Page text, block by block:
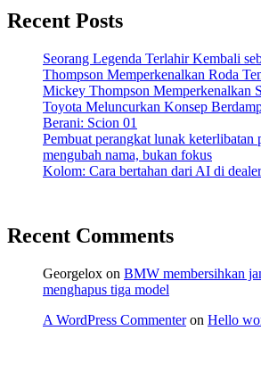
Recent Posts
Seorang Legenda Terlahir Kembali
Thompson Memperkenalkan Roda
Mickey Thompson
Toyota Meluncurkan Konsep
Berani: Scion 01
Pembuat perangkat lunak keterlibatan
mengubah nama, bukan fokus
Kolom: Cara bertahan dari AI di dealer
Recent Comments
Georgelox on BMW membersihkan
menghapus tiga model
A WordPress Commenteron Hello